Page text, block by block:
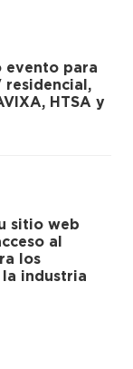
evento para
residencial,
HTSA y
sitio web
al
los
industria